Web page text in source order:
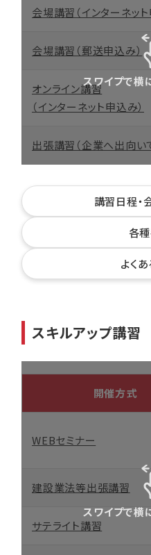
会場講習（インターネット
会場講習（郵送申込み）
オンライン講習
（インターネット申込み）
出張講習（企業へ出向い
スワイプで横
講習日程・
各
よく
スキルアップ講習
開催方式
WEBセミナー
建設業法等出張講習
サテライト講習
スワイプで横